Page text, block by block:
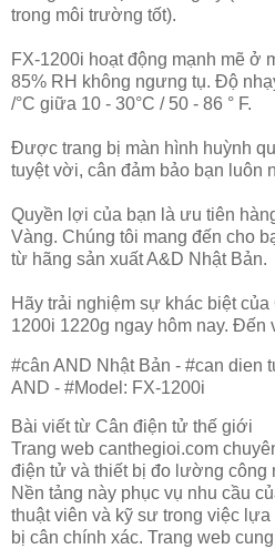
trong môi trường tốt).
FX-1200i hoạt động mạnh mẽ ở
85% RH không ngưng tụ. Độ
/°C giữa 10 - 30°C / 50 - 86 ° F.
Được trang bị màn hình huỳnh
tuyệt vời, cân đảm bảo bạn luôn
Quyền lợi của bạn là ưu tiên
Vàng. Chúng tôi mang đến cho
từ hãng sản xuất A&D Nhật Bản.
Hãy trải nghiệm sự khác biệt
1200i 1220g ngay hôm nay. Đến
#cân AND Nhật Bản - #can dien
AND - #Model: FX-1200i
Bài viết từ Cân điện tử thế giới
Trang web canthegioi.com
điện tử và thiết bị đo lường công
Nền tảng này phục vụ nhu cầu
thuật viên và kỹ sư trong việc
bị cân chính xác. Trang web